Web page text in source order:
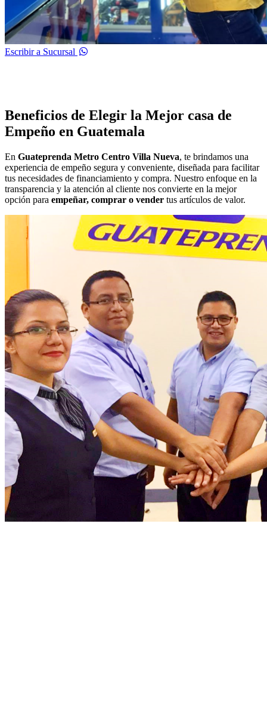
Escribir a Sucursal
Beneficios de Elegir la Mejor casa de
Empeño en Guatemala
En Guateprenda Metro Centro Villa Nueva, te brindamos una
experiencia de empeño segura y conveniente, diseñada para facilitar
tus necesidades de financiamiento y compra. Nuestro enfoque en la
transparencia y la atención al cliente nos convierte en la mejor
opción para empeñar, comprar o vender tus artículos de valor.